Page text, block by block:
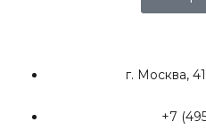
г. Москва,
+7